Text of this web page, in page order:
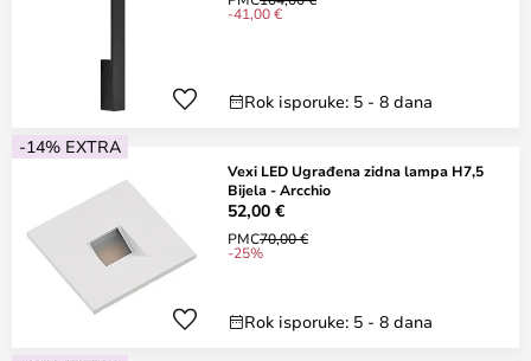
-41,00 €
Rok isporuke: 5 - 8 dana
-14% EXTRA
Vexi LED Ugrađena zidna lampa H7,5
Bijela - Arcchio
52,00 €
PMC70,00 €
-25%
Rok isporuke: 5 - 8 dana